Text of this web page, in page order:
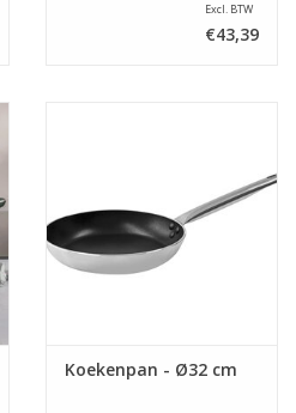
Excl. BTW
€43,39
Koekenpan - Ø32 cm